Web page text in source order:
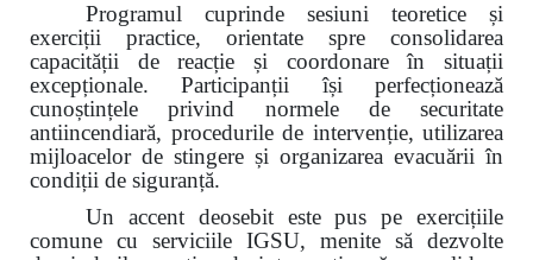
Programul cuprinde sesiuni teoretice și
exerciții practice, orientate spre consolidarea
capacității de reacție și coordonare în situații
excepționale. Participanții își perfecționează
cunoștințele privind normele de securitate
antiincendiară, procedurile de intervenție, utilizarea
mijloacelor de stingere și organizarea evacuării în
condiții de siguranță.
Un accent deosebit este pus pe exercițiile
comune cu serviciile IGSU, menite să dezvolte